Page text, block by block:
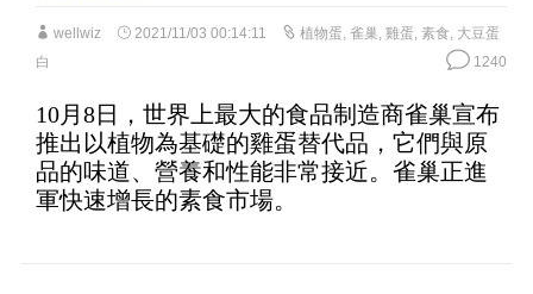
wellwiz 2021/11/03 00:14:11 植物蛋, 雀巢, 雞蛋, 素食, 大豆蛋
白
1240
10月8日，世界上最大的食品制造商雀巢宣布
推出以植物為基礎的雞蛋替代品，它們與原
品的味道、營養和性能非常接近。雀巢正進
軍快速增長的素食市場。